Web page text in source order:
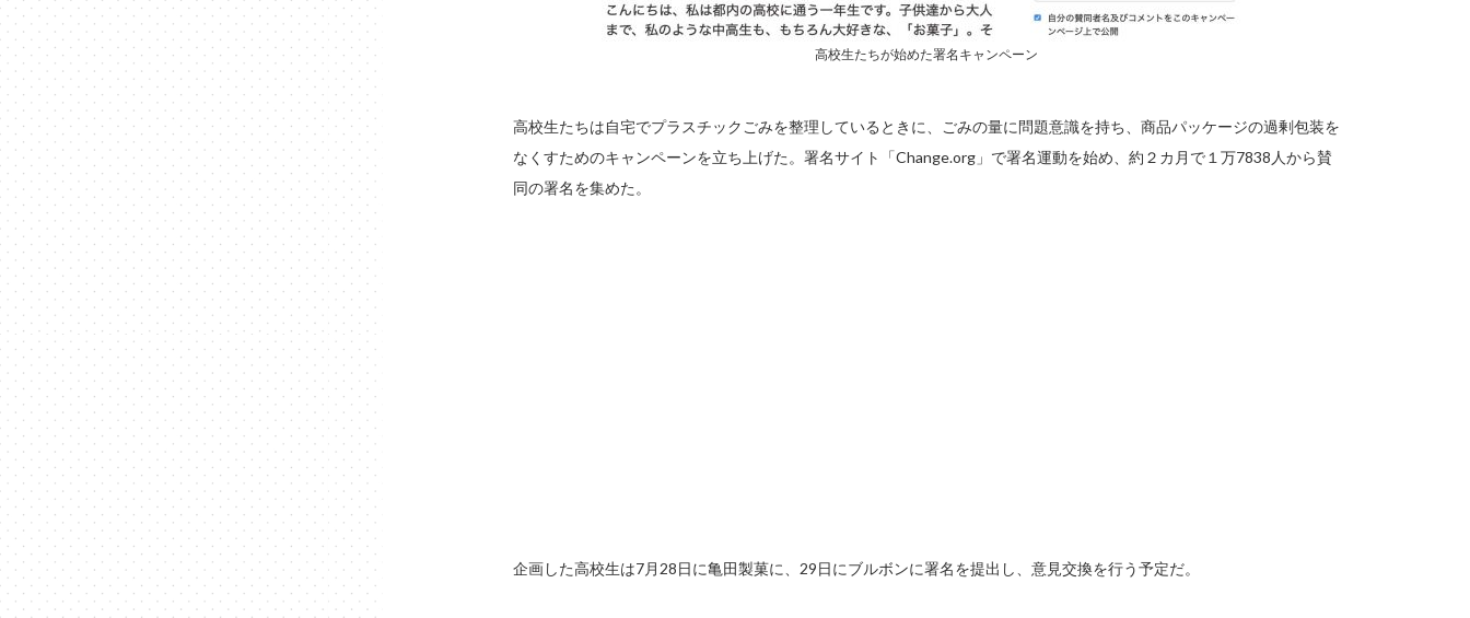
高校生たちが始めた署名キャンペーン
高校生たちは自宅でプラスチックごみを整理しているときに、ごみの量に問題意識を持ち、商品パッケージの過剰包装を
なくすためのキャンペーンを立ち上げた。署名サイト「Change.org」で署名運動を始め、約２カ月で１万7838人から賛
同の署名を集めた。
企画した高校生は7月28日に亀田製菓に、29日にブルボンに署名を提出し、意見交換を行う予定だ。